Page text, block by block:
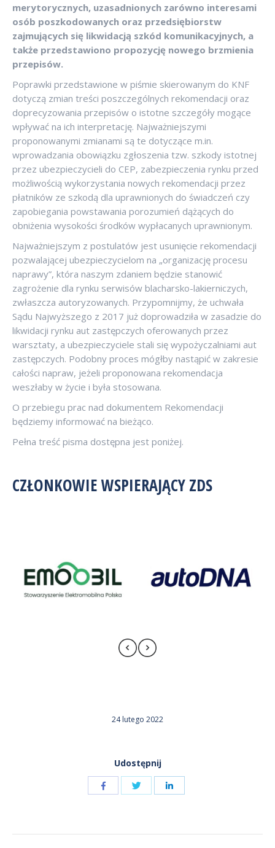
merytorycznych, uzasadnionych zarówno interesami
osób poszkodowanych oraz przedsiębiorstw
zajmujących się likwidacją szkód komunikacyjnych, a
także przedstawiono propozycję nowego brzmienia
przepisów.
Poprawki przedstawione w piśmie skierowanym do KNF
dotyczą zmian treści poszczególnych rekomendacji oraz
doprecyzowania przepisów o istotne szczegóły mogące
wpływać na ich interpretację. Najważniejszymi
proponowanymi zmianami są te dotyczące m.in.
wprowadzania obowiązku zgłoszenia tzw. szkody istotnej
przez ubezpieczycieli do CEP, zabezpieczenia rynku przed
możliwością wykorzystania nowych rekomendacji przez
płatników ze szkodą dla uprawnionych do świadczeń czy
zapobiegania powstawania porozumień dążących do
obniżenia wysokości środków wypłacanych uprawnionym.
Najważniejszym z postulatów jest usunięcie rekomendacji
pozwalającej ubezpieczycielom na „organizację procesu
naprawy”, która naszym zdaniem będzie stanowić
zagrożenie dla rynku serwisów blacharsko-lakierniczych,
zwłaszcza autoryzowanych. Przypomnijmy, że uchwała
Sądu Najwyższego z 2017 już doprowadziła w zasadzie do
likwidacji rynku aut zastępczych oferowanych przez
warsztaty, a ubezpieczyciele stali się wypożyczalniami aut
zastępczych. Podobny proces mógłby nastąpić w zakresie
całości napraw, jeżeli proponowana rekomendacja
weszłaby w życie i była stosowana.
O przebiegu prac nad dokumentem Rekomendacji
będziemy informować na bieżąco.
Pełna treść pisma dostępna jest poniżej.
CZŁONKOWIE WSPIERAJĄCY ZDS
24 lutego 2022
Udostępnij
Udostępnij
przez
Udostępnij